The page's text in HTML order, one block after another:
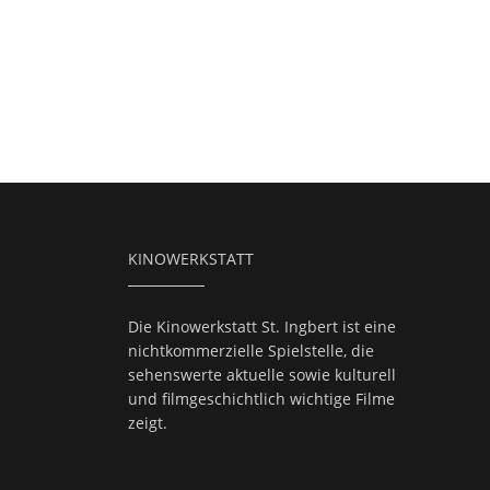
KINOWERKSTATT
Die Kinowerkstatt St. Ingbert ist eine
nichtkommerzielle Spielstelle, die
sehenswerte aktuelle sowie kulturell
und filmgeschichtlich wichtige Filme
zeigt.